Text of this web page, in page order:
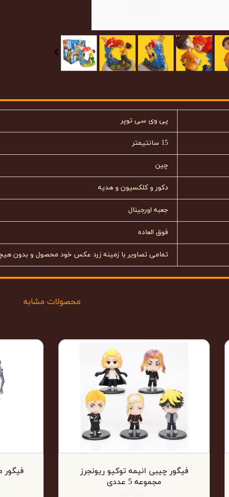
پی وی سی توپر
15 سانتیمتر
چین
دکور و کلکسیون و هدیه
جعبه اورجینال
فوق العاده
تمامی تصاویر با زمینه زرد عکس خود محصول و بدون
محصولات مشابه
فیگور چیبی انیمه توکیو ریونجرز
مجموعه 5 عددی